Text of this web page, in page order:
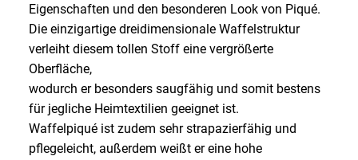
Eigenschaften und den besonderen Look von Piqué.
Die einzigartige dreidimensionale Waffelstruktur
verleiht diesem tollen Stoff eine vergrößerte
Oberfläche,
wodurch er besonders saugfähig und somit bestens
für jegliche Heimtextilien geeignet ist.
Waffelpiqué ist zudem sehr strapazierfähig und
pflegeleicht, außerdem weißt er eine hohe